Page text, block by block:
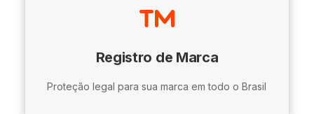
Registro de Marca
Proteção legal para sua marca em todo o Brasil